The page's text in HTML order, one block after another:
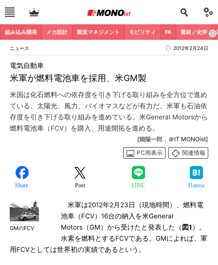
組み込み開発 メカ設計 製造マネジメント モビリティ FA 素材／化学
ニュース 2012年2月24日
米軍が燃料電池車を採用、米GM製
電気自動車
米国は化石燃料への依存度を引き下げる取り組みを全方位で進め
ている。太陽光、風力、バイオマスなどが有力だ。米軍も石油依
存度を引き下げる取り組みを進めている。米General Motorsから
燃料電池車（FCV）を購入、用途開拓を進める。
[畑陽一郎，＠IT MONOist]
PC用表示
関連情報
Share Post LINE Hatena
GMのFCV
米軍は2012年2月23日（現地時間）、燃料電
池車（FCV）16台の納入を米General
Motors（GM）から受けたと発表した（ 図1 ）。
水素を燃料とするFCVである。GMによれば、軍
用FCVとしては世界初の実績であるという。